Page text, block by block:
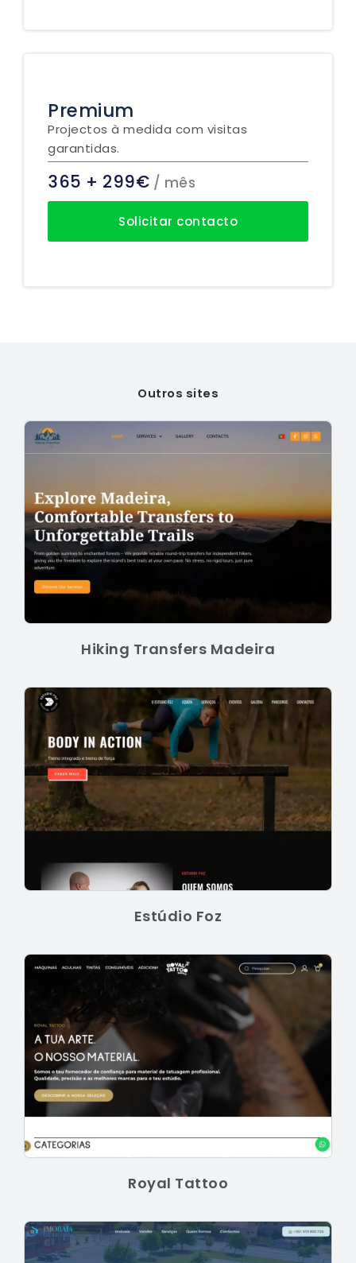
Premium
Projectos à medida com visitas
garantidas.
365 + 299€ / mês
Solicitar contacto
Outros sites
Hiking Transfers Madeira
Estúdio Foz
Royal Tattoo